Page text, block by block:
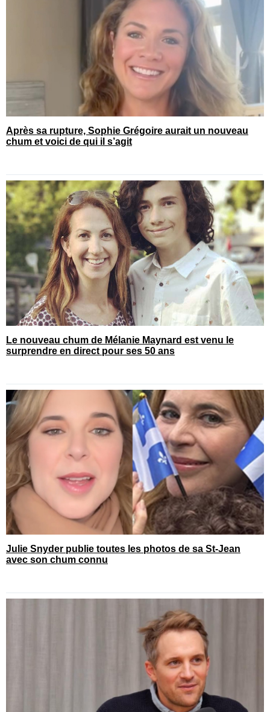
Après sa rupture, Sophie Grégoire aurait un nouveau
chum et voici de qui il s’agit
Le nouveau chum de Mélanie Maynard est venu le
surprendre en direct pour ses 50 ans
Julie Snyder publie toutes les photos de sa St-Jean
avec son chum connu